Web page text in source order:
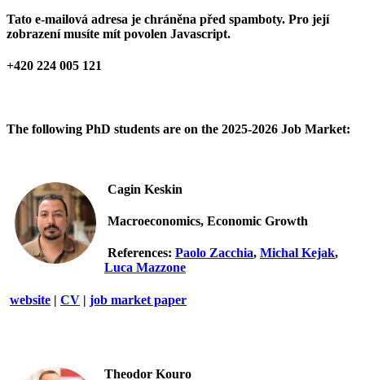
Tato e-mailová adresa je chráněna před spamboty. Pro její
zobrazení musíte mít povolen Javascript.
+420 224 005 121
The following PhD students are on the 2025-2026 Job Market:
Cagin Keskin
Macroeconomics, Economic Growth
References: Paolo Zacchia, Michal Kejak,
Luca Mazzone
website | CV | job market paper
Theodor Kouro